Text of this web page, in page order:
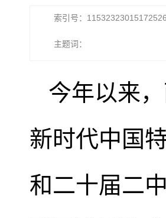
索引号：
主题词：
今年以来
新时代中国
和二十届二